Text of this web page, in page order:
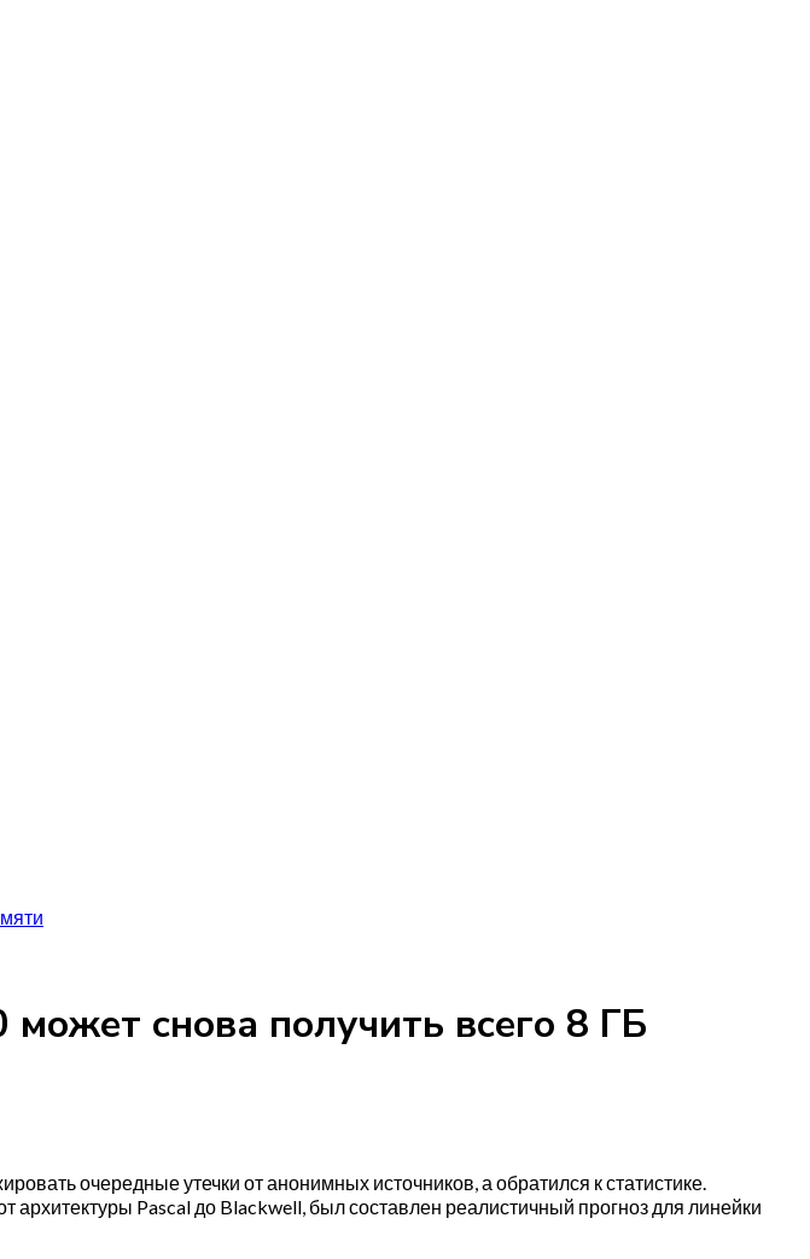
снова получить всего 8 ГБ
очередные утечки от анонимных источников, а обратился к статистике.
Pascal до Blackwell, был составлен реалистичный прогноз для линейки